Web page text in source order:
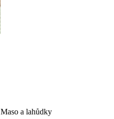
Maso a lahůdky